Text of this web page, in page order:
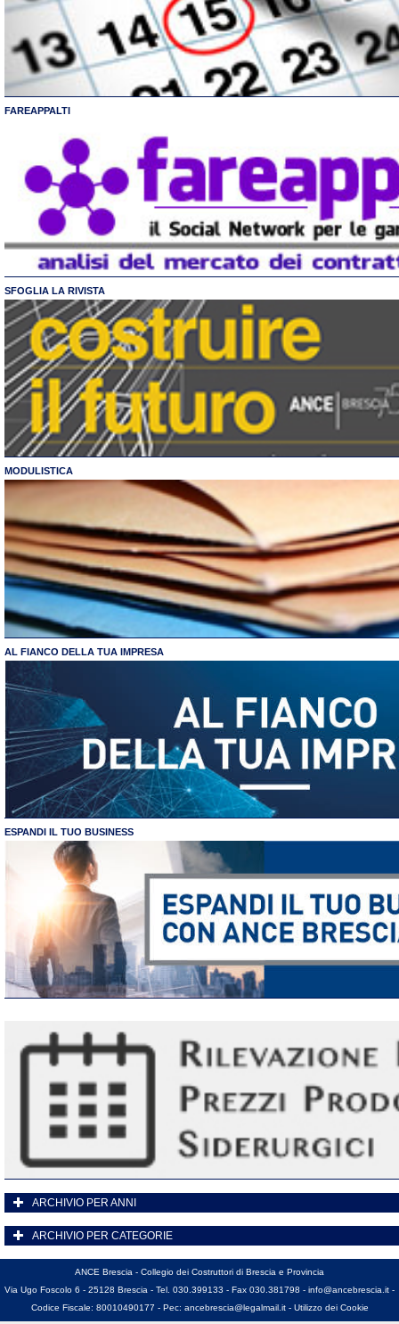
FAREAPPALTI
SFOGLIA LA RIVISTA
MODULISTICA
AL FIANCO DELLA TUA IMPRESA
ESPANDI IL TUO BUSINESS
ARCHIVIO PER ANNI
ARCHIVIO PER CATEGORIE
ANCE Brescia - Collegio dei Costruttori di Brescia e Provincia
Via Ugo Foscolo 6 - 25128 Brescia - Tel. 030.399133 - Fax 030.381798 - info@ancebrescia.it -
Codice Fiscale: 80010490177 - Pec: ancebrescia@legalmail.it- Utilizzo dei Cookie